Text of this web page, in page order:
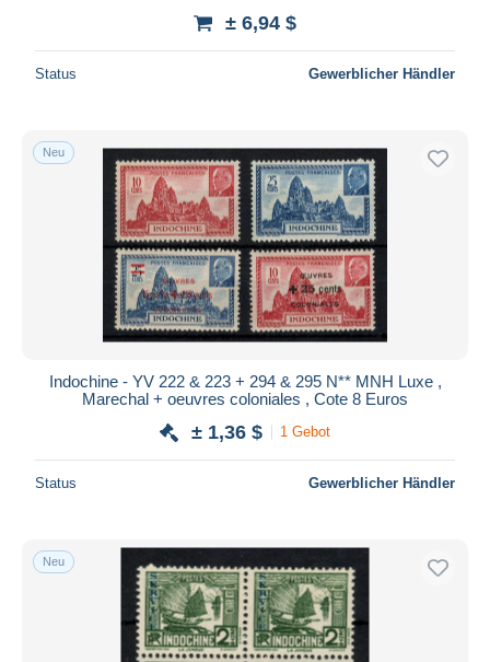
± 6,94 $
Status Gewerblicher Händler
Neu
Indochine - YV 222 & 223 + 294 & 295 N** MNH Luxe ,
Marechal + oeuvres coloniales , Cote 8 Euros
± 1,36 $ 1 Gebot
Status Gewerblicher Händler
Neu